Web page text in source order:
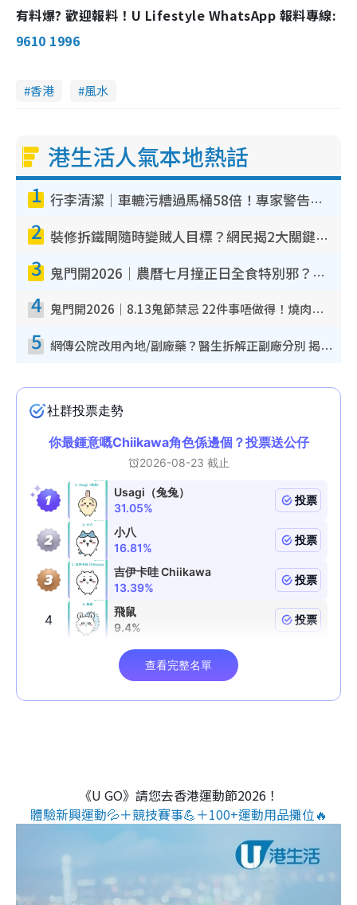
有料爆? 歡迎報料！U Lifestyle WhatsApp 報料專線:
9610 1996
香港 風水
港生活人氣本地熱話
1 行李清潔｜車轆污糟過馬桶58倍！專家警告忌用酒精抹 教1招免污手除菌
2 裝修拆鐵閘隨時變賊人目標？網民揭2大關鍵用途：裝新式等於白裝？附新舊鐵閘分別
3 鬼門開2026｜農曆七月撞正日全食特別邪？專家警告切忌做一事！揭4大禁忌+2招保平安
4 鬼門開2026｜8.13鬼節禁忌 22件事唔做得！燒肉、刺身要少食？半夜勿吹口哨/打呢個電話
5 網傳公院改用內地/副廠藥？醫生拆解正副廠分別 揭4類人換藥隨時出事
《U GO》請您去香港運動節2026！
體驗新興運動💦＋競技賽事💪＋100+運動用品攤位🔥